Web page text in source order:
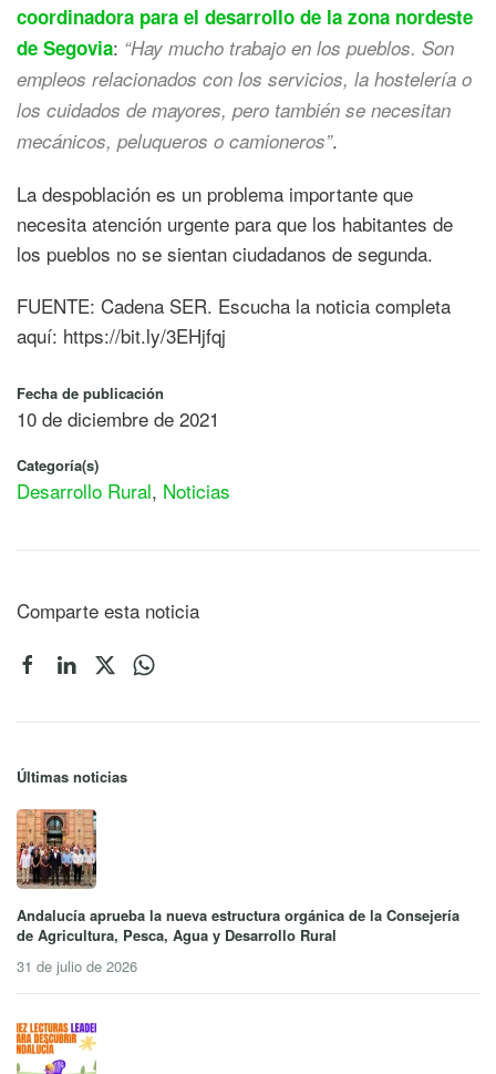
coordinadora para el desarrollo de la zona nordeste
de Segovia: “Hay mucho trabajo en los pueblos. Son
empleos relacionados con los servicios, la hostelería o
los cuidados de mayores, pero también se necesitan
mecánicos, peluqueros o camioneros”.
La despoblación es un problema importante que
necesita atención urgente para que los habitantes de
los pueblos no se sientan ciudadanos de segunda.
FUENTE: Cadena SER. Escucha la noticia completa
aquí: https://bit.ly/3EHjfqj
Fecha de publicación
10 de diciembre de 2021
Categoría(s)
Desarrollo Rural, Noticias
Comparte esta noticia
Últimas noticias
Andalucía aprueba la nueva estructura orgánica de la Consejería
de Agricultura, Pesca, Agua y Desarrollo Rural
31 de julio de 2026